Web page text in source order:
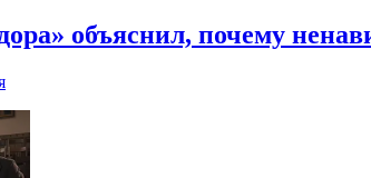
объяснил, почему